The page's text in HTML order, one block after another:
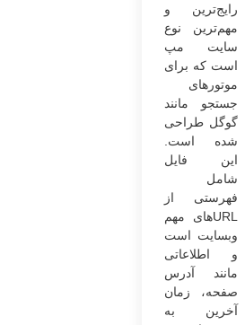
رایج‌ترین و
مهم‌ترین نوع
سایت مپ
است که برای
موتورهای
جستجو مانند
گوگل طراحی
شده است.
این فایل
شامل
فهرستی از
URLهای مهم
وبسایت است
و اطلاعاتی
مانند آدرس
صفحه، زمان
آخرین به